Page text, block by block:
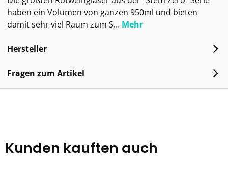
haben ein Volumen von ganzen 950ml und bieten
damit sehr viel Raum zum S… Mehr
Hersteller
Fragen zum Artikel
Kunden kauften auch